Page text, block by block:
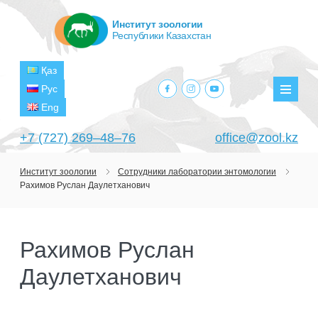
+7 (727) 269‒48‒76 office@zool.kz
Қаз
Рус
Eng
facebook.com
instagram.com
youtube.com
Институт зоологии
Республики Казахстан
ГЛАВНАЯ
ЦЕЛИ И ЗАДАЧИ
РУКОВОДСТВО
ПОДРАЗДЕЛЕНИЯ
ЛАБОРАТОРИИ
ПРОЕКТЫ
Институт зоологии
Сотрудники лаборатории энтомологии
Рахимов Руслан Даулетханович
Рахимов Руслан
Даулетханович